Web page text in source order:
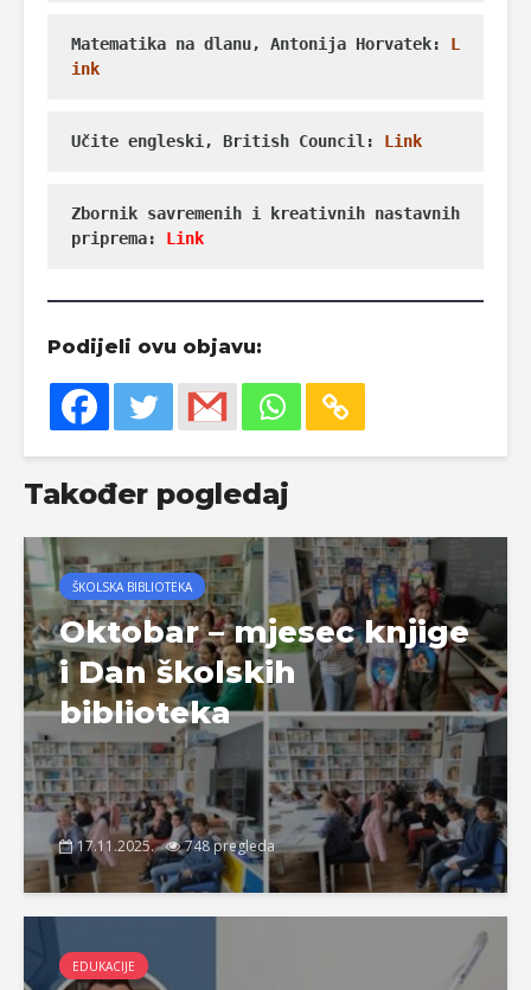
Matematika na dlanu, Antonija Horvatek: L
ink
Učite engleski, British Council: Link
Zbornik savremenih i kreativnih nastavnih
priprema: Link
Podijeli ovu objavu:
Također pogledaj
ŠKOLSKA BIBLIOTEKA
Oktobar – mjesec knjige
i Dan školskih
biblioteka
17.11.2025. 748 pregleda
EDUKACIJE